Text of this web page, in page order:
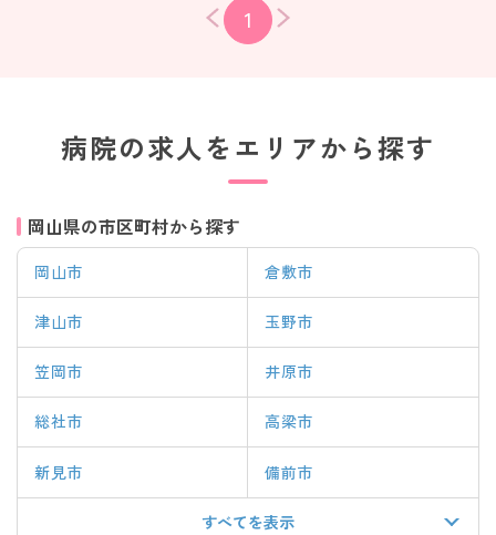
1
病院の求人をエリアから探す
岡山県の市区町村から探す
岡山市 倉敷市
津山市 玉野市
笠岡市 井原市
総社市 高梁市
新見市 備前市
すべてを表示